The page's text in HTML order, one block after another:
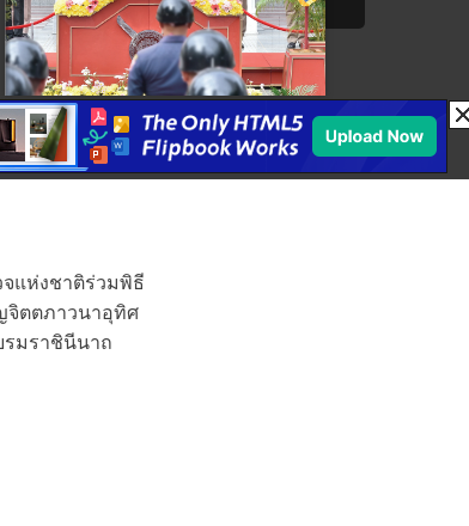
แห่งชาติร่วมพิธี
จิตตภาวนาอุทิศ
รมราชินีนาถ